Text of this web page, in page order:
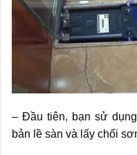
– Đầu tiên, bạn sử
bản lề sàn và lấy chổi